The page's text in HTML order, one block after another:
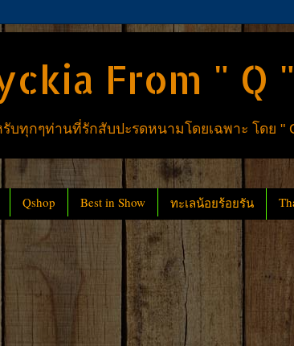
From " Q "
ทุกๆท่านที่รักสับปะรดหนามโดยเฉพาะ โดย "
Qshop Best in Show ทะเลน้อยร้อยรัน